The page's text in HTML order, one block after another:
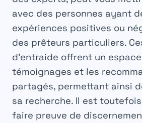
avec des personnes ayant
expériences positives ou
des prêteurs particuliers.
d’entraide offrent un
témoignages et les
partagés, permettant ainsi
sa recherche. Il est
faire preuve de